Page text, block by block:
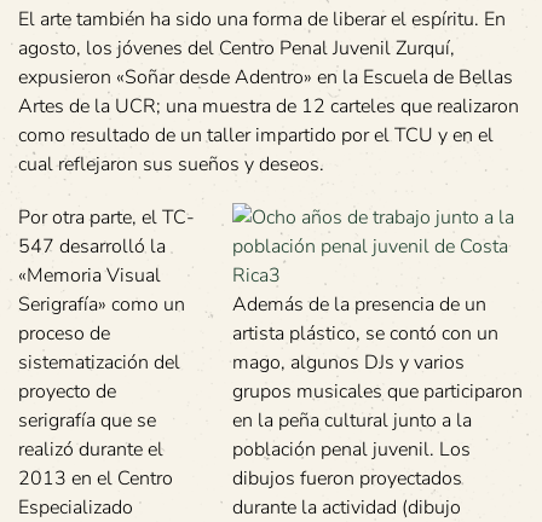
El arte también ha sido una forma de liberar el espíritu. En
agosto, los jóvenes del Centro Penal Juvenil Zurquí,
expusieron «Soñar desde Adentro» en la Escuela de Bellas
Artes de la UCR; una muestra de 12 carteles que realizaron
como resultado de un taller impartido por el TCU y en el
cual reflejaron sus sueños y deseos.
Además de la presencia de un
artista plástico, se contó con un
mago, algunos DJs y varios
grupos musicales que participaron
en la peña cultural junto a la
población penal juvenil. Los
dibujos fueron proyectados
durante la actividad (dibujo
Por otra parte, el TC-
547 desarrolló la
«Memoria Visual
Serigrafía» como un
proceso de
sistematización del
proyecto de
serigrafía que se
realizó durante el
2013 en el Centro
Especializado